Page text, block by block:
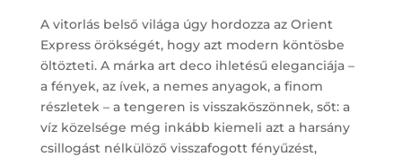
A vitorlás belső világa úgy hordozza az Orient
Express örökségét, hogy azt modern köntösbe
öltözteti. A márka art deco ihletésű eleganciája –
a fények, az ívek, a nemes anyagok, a finom
részletek – a tengeren is visszaköszönnek, sőt: a
víz közelsége még inkább kiemeli azt a harsány
csillogást nélkülöző visszafogott fényűzést,